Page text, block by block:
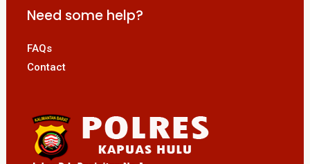
Need some help?
FAQs
Contact